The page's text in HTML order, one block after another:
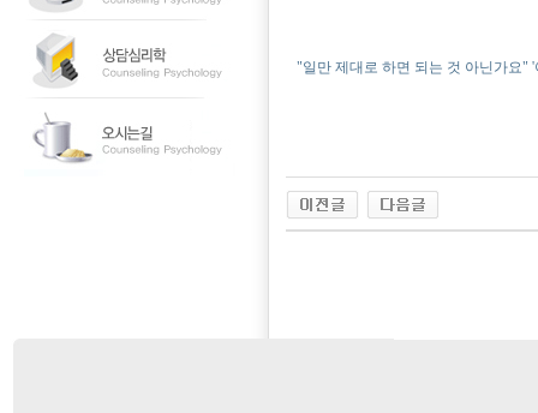
"일만 제대로 하면 되는 것 아닌가요"